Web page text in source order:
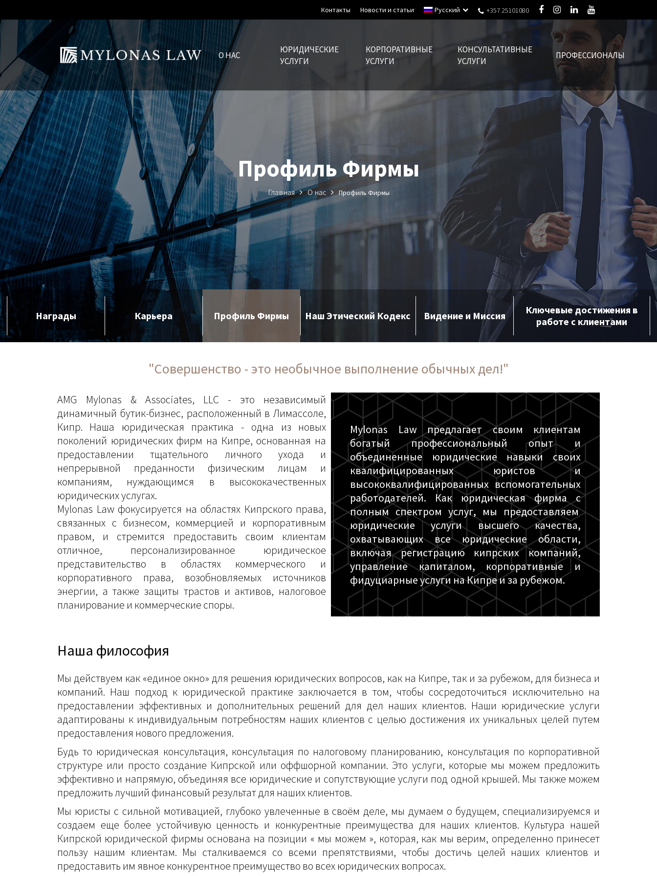
Контакты Новости и статьи Русский +357 25101080
О НАС
ЮРИДИЧЕСКИЕ
УСЛУГИ
КОРПОРАТИВНЫЕ
УСЛУГИ
КОНСУЛЬТАТИВНЫЕ
УСЛУГИ
ПРОФЕССИОНАЛЫ
Профиль Фирмы
Главная О нас Профиль Фирмы
Награды Карьера Профиль Фирмы Наш Этический Кодекс Видение и Миссия
Ключевые достижения в
работе с клиентами
"Совершенство - это необычное выполнение обычных дел!"
AMG Mylonas & Associates, LLC - это независимый
динамичный бутик-бизнес, расположенный в Лимассоле,
Кипр. Наша юридическая практика - одна из новых
поколений юридических фирм на Кипре, основанная на
предоставлении тщательного личного ухода и
непрерывной преданности физическим лицам и
компаниям, нуждающимся в высококачественных
юридических услугах.
Mylonas Law фокусируется на областях Кипрского права,
связанных с бизнесом, коммерцией и корпоративным
правом, и стремится предоставить своим клиентам
отличное, персонализированное юридическое
представительство в областях коммерческого и
корпоративного права, возобновляемых источников
энергии, а также защиты трастов и активов, налоговое
планирование и коммерческие споры.
Mylonas Law предлагает своим клиентам
богатый профессиональный опыт и
объединенные юридические навыки своих
квалифицированных юристов и
высококвалифицированных вспомогательных
работодателей. Как юридическая фирма с
полным спектром услуг, мы предоставляем
юридические услуги высшего качества,
охватывающих все юридические области,
включая регистрацию кипрских компаний,
управление капиталом, корпоративные и
фидуциарные услуги на Кипре и за рубежом.
Наша философия
Мы действуем как «единое окно» для решения юридических вопросов, как на Кипре, так и за рубежом, для бизнеса и
компаний. Наш подход к юридической практике заключается в том, чтобы сосредоточиться исключительно на
предоставлении эффективных и дополнительных решений для дел наших клиентов. Наши юридические услуги
адаптированы к индивидуальным потребностям наших клиентов с целью достижения их уникальных целей путем
предоставления нового предложения.
Будь то юридическая консультация, консультация по налоговому планированию, консультация по корпоративной
структуре или просто создание Кипрской или оффшорной компании. Это услуги, которые мы можем предложить
эффективно и напрямую, объединяя все юридические и сопутствующие услуги под одной крышей. Мы также можем
предложить лучший финансовый результат для наших клиентов.
Мы юристы с сильной мотивацией, глубоко увлеченные в своём деле, мы думаем о будущем, специализируемся и
создаем еще более устойчивую ценность и конкурентные преимущества для наших клиентов. Культура нашей
Кипрской юридической фирмы основана на позиции « мы можем », которая, как мы верим, определенно принесет
пользу нашим клиентам. Мы сталкиваемся со всеми препятствиями, чтобы достичь целей наших клиентов и
предоставить им явное конкурентное преимущество во всех юридических вопросах.